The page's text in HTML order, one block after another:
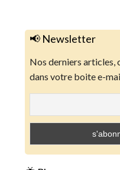
📢 Newsletter
Nos derniers articles,
dans votre boite e-